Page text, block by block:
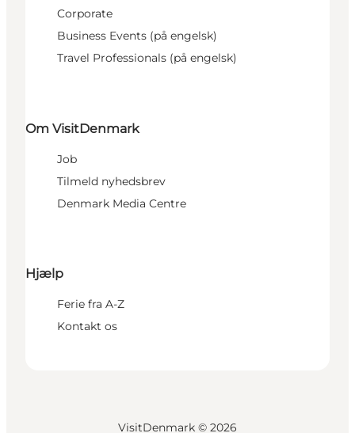
Corporate
Business Events (på engelsk)
Travel Professionals (på engelsk)
Om VisitDenmark
Job
Tilmeld nyhedsbrev
Denmark Media Centre
Hjælp
Ferie fra A-Z
Kontakt os
VisitDenmark © 2026